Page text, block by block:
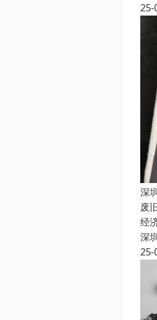
25-
深
废
经
深
25-